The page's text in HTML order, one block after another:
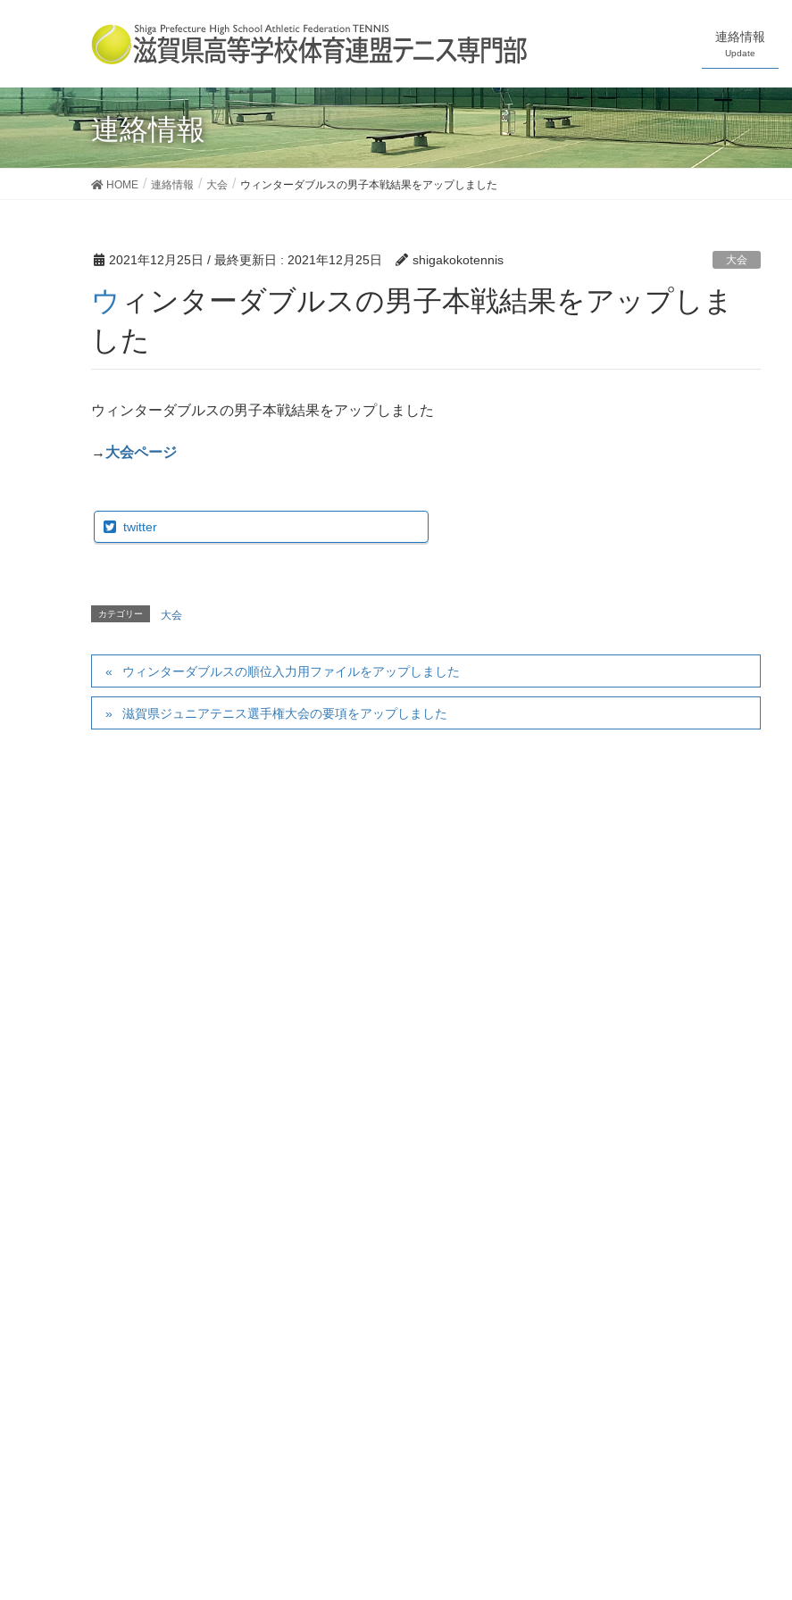
連絡情報
Update
連絡情報
HOME 連絡情報 大会 ウィンターダブルスの男子本戦結果をアップしました
2021年12月25日 / 最終更新日 : 2021年12月25日 shigakokotennis 大会
ウィンターダブルスの男子本戦結果をアップしま
した
ウィンターダブルスの男子本戦結果をアップしました
→ 大会ページ
twitter
カテゴリー 大会
ウィンターダブルスの順位入力用ファイルをアップしました
滋賀県ジュニアテニス選手権大会の要項をアップしました